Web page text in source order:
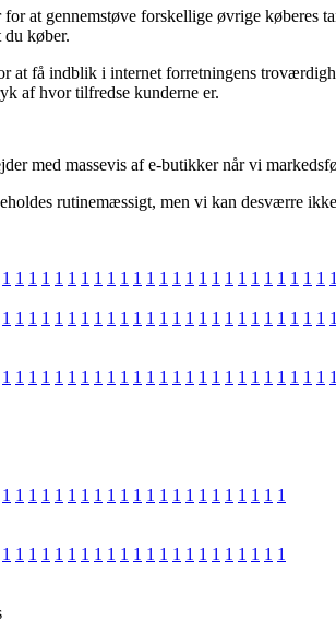
at gennemstøve forskellige øvrige
køber.
at få indblik i internet forretningens
af hvor tilfredse kunderne er.
med massevis af e-butikker når vi
rutinemæssigt, men vi kan desværre
1 1 1 1 1 1 1 1 1 1 1 1 1 1 1 1 1 1 1 1 1 1 1 1 1 1
1 1 1 1 1 1 1 1 1 1 1 1 1 1 1 1 1 1 1 1 1 1 1 1 1 1
1 1 1 1 1 1 1 1 1 1 1 1 1 1 1 1 1 1 1 1 1 1 1 1 1 1
1 1 1 1 1 1 1 1 1 1 1 1 1 1 1 1 1 1 1 1 1 1
1 1 1 1 1 1 1 1 1 1 1 1 1 1 1 1 1 1 1 1 1 1